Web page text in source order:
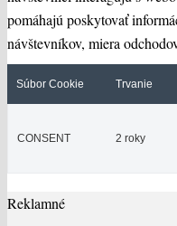
pomáhajú poskytovať
návštevníkov, miera
Súbor Cookie Trvanie
CONSENT 2 roky
Reklamné